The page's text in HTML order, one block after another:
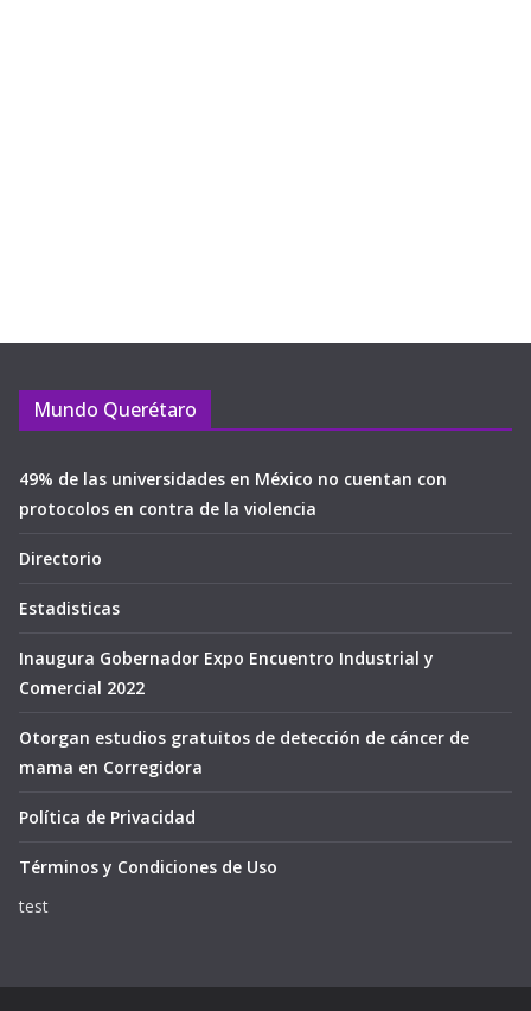
Mundo Querétaro
49% de las universidades en México no cuentan con
protocolos en contra de la violencia
Directorio
Estadisticas
Inaugura Gobernador Expo Encuentro Industrial y
Comercial 2022
Otorgan estudios gratuitos de detección de cáncer de
mama en Corregidora
Política de Privacidad
Términos y Condiciones de Uso
test